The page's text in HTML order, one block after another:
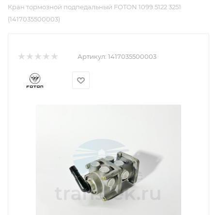
Кран тормозной подпедальный FOTON 1099 5122 3251
(1417035500003)
Артикул: 1417035500003